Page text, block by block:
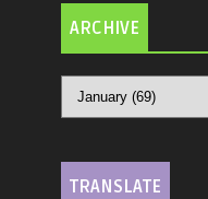
ARCHIVE
TRANSLATE